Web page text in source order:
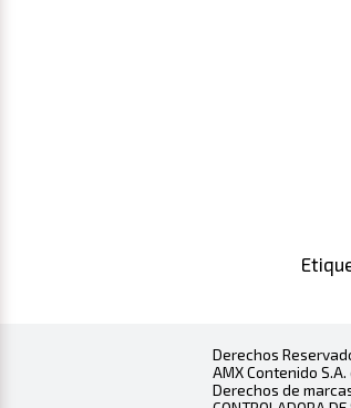
Derechos
AMX Contenido S.A.
Derechos de